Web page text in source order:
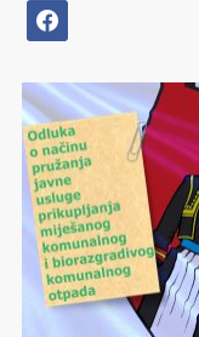
facebook